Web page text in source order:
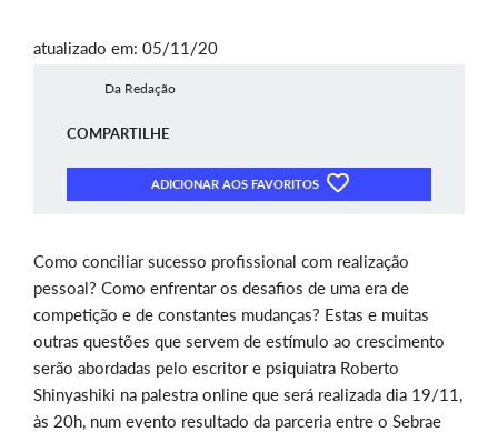
atualizado em: 05/11/20
Da Redação
COMPARTILHE
ADICIONAR AOS FAVORITOS
Como conciliar sucesso profissional com realização
pessoal? Como enfrentar os desafios de uma era de
competição e de constantes mudanças? Estas e muitas
outras questões que servem de estímulo ao crescimento
serão abordadas pelo escritor e psiquiatra Roberto
Shinyashiki na palestra online que será realizada dia 19/11,
às 20h, num evento resultado da parceria entre o Sebrae